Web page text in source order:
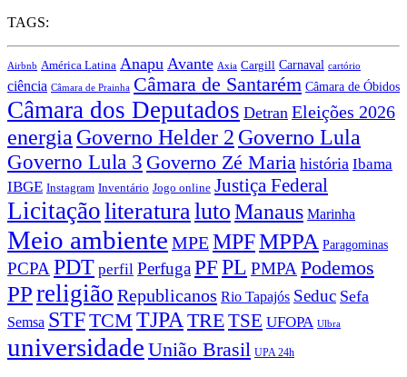
TAGS:
Airbnb América Latina Anapu Avante Axia Cargill Carnaval cartório
ciência Câmara de Prainha Câmara de Santarém Câmara de Óbidos
Câmara dos Deputados Detran Eleições 2026
energia Governo Helder 2 Governo Lula
Governo Lula 3 Governo Zé Maria história Ibama
IBGE Instagram Inventário Jogo online Justiça Federal
LicitaçãoliteraturalutoManaus Marinha
Meio ambiente MPEMPFMPPA Paragominas
PCPA PDT perfil PerfugaPFPL PMPA Podemos
PPreligião Republicanos Rio Tapajós Seduc Sefa
Semsa STFTCM TJPA TRETSE UFOPA Ulbra
universidade União Brasil UPA 24h